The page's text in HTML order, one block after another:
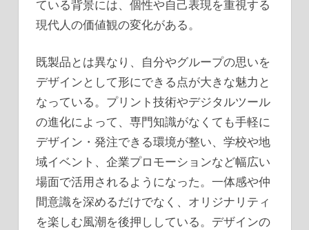
ている背景には、個性や自己表現を重視する
現代人の価値観の変化がある。
既製品とは異なり、自分やグループの思いを
デザインとして形にできる点が大きな魅力と
なっている。プリント技術やデジタルツール
の進化によって、専門知識がなくても手軽に
デザイン・発注できる環境が整い、学校や地
域イベント、企業プロモーションなど幅広い
場面で活用されるようになった。一体感や仲
間意識を深めるだけでなく、オリジナリティ
を楽しむ風潮を後押ししている。デザインの